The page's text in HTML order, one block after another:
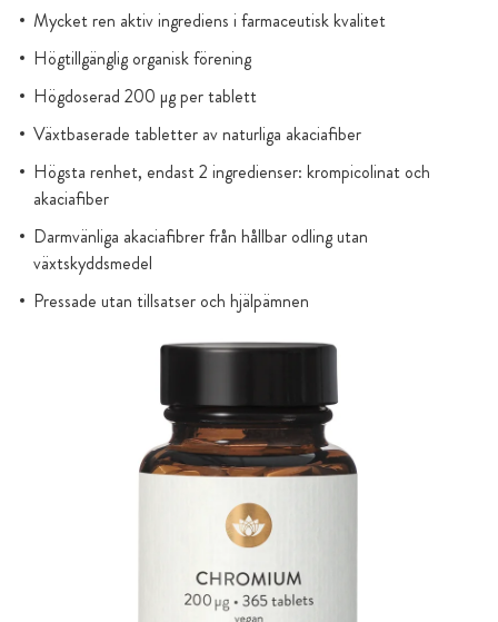
Mycket ren aktiv ingrediens i farmaceutisk kvalitet
Högtillgänglig organisk förening
Högdoserad 200 µg per tablett
Växtbaserade tabletter av naturliga akaciafiber
Högsta renhet, endast 2 ingredienser: krompicolinat och
akaciafiber
Darmvänliga akaciafibrer från hållbar odling utan
växtskyddsmedel
Pressade utan tillsatser och hjälpämnen